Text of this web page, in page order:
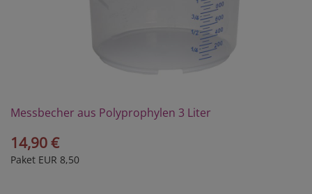
Messbecher aus Polyprophylen 3 Liter
14,90 €
Paket EUR 8,50